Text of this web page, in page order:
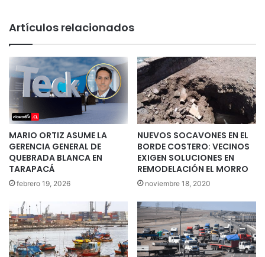
Artículos relacionados
MARIO ORTIZ ASUME LA
GERENCIA GENERAL DE
QUEBRADA BLANCA EN
TARAPACÁ
febrero 19, 2026
NUEVOS SOCAVONES EN EL
BORDE COSTERO: VECINOS
EXIGEN SOLUCIONES EN
REMODELACIÓN EL MORRO
noviembre 18, 2020